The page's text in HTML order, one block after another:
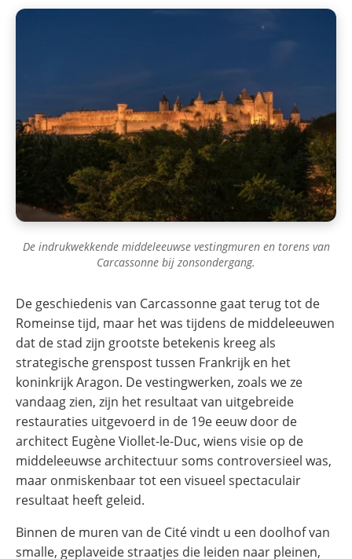
De indrukwekkende middeleeuwse vestingmuren en torens van
Carcassonne bij zonsondergang.
De geschiedenis van Carcassonne gaat terug tot de
Romeinse tijd, maar het was tijdens de middeleeuwen
dat de stad zijn grootste betekenis kreeg als
strategische grenspost tussen Frankrijk en het
koninkrijk Aragon. De vestingwerken, zoals we ze
vandaag zien, zijn het resultaat van uitgebreide
restauraties uitgevoerd in de 19e eeuw door de
architect Eugène Viollet-le-Duc, wiens visie op de
middeleeuwse architectuur soms controversieel was,
maar onmiskenbaar tot een visueel spectaculair
resultaat heeft geleid.
Binnen de muren van de Cité vindt u een doolhof van
smalle, geplaveide straatjes die leiden naar pleinen,